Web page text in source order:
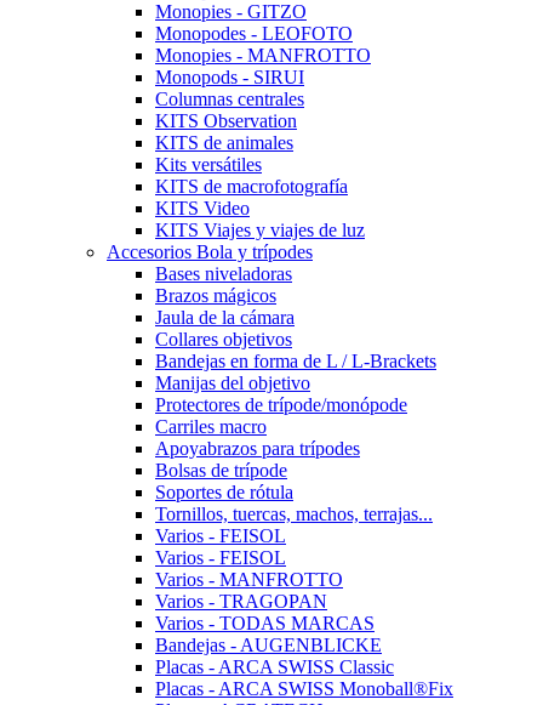
Monopies - GITZO
Monopodes - LEOFOTO
Monopies - MANFROTTO
Monopods - SIRUI
Columnas centrales
KITS Observation
KITS de animales
Kits versátiles
KITS de macrofotografía
KITS Video
KITS Viajes y viajes de luz
Accesorios Bola y trípodes
Bases niveladoras
Brazos mágicos
Jaula de la cámara
Collares objetivos
Bandejas en forma de L / L-Brackets
Manijas del objetivo
Protectores de trípode/monópode
Carriles macro
Apoyabrazos para trípodes
Bolsas de trípode
Soportes de rótula
Tornillos, tuercas, machos, terrajas...
Varios - FEISOL
Varios - FEISOL
Varios - MANFROTTO
Varios - TRAGOPAN
Varios - TODAS MARCAS
Bandejas - AUGENBLICKE
Placas - ARCA SWISS Classic
Placas - ARCA SWISS Monoball®Fix